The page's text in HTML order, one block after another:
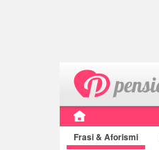
Frasi& Aforismi